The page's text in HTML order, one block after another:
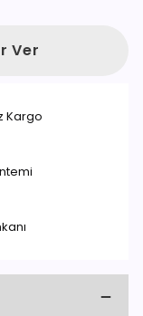
Ver
Kargo